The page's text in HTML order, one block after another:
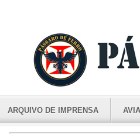
ARQUIVO DE IMPRENSA